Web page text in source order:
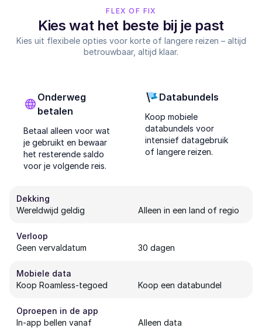
FLEX OF FIX
Kies wat het beste bij je past
Kies uit flexibele opties voor korte of langere reizen – altijd
betrouwbaar, altijd klaar.
Onderweg
betalen
Betaal alleen voor wat
je gebruikt en bewaar
het resterende saldo
voor je volgende reis.
Databundels
Koop mobiele
databundels voor
intensief datagebruik
of langere reizen.
Dekking
Wereldwijd geldig
Alleen in een land of regio
Verloop
Geen vervaldatum
30 dagen
Mobiele data
Koop Roamless-tegoed
Koop een databundel
Oproepen in de app
In-app bellen vanaf
Alleen data